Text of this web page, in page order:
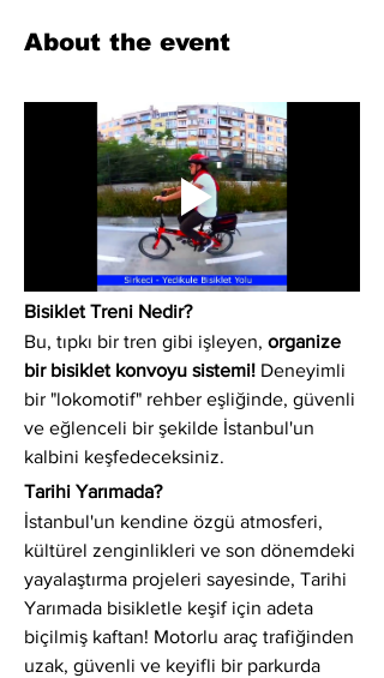
About the event
Bisiklet Treni Nedir?
Bu, tıpkı bir tren gibi işleyen, organize
bir bisiklet konvoyu sistemi! Deneyimli
bir "lokomotif" rehber eşliğinde, güvenli
ve eğlenceli bir şekilde İstanbul'un
kalbini keşfedeceksiniz.
Tarihi Yarımada?
İstanbul'un kendine özgü atmosferi,
kültürel zenginlikleri ve son dönemdeki
yayalaştırma projeleri sayesinde, Tarihi
Yarımada bisikletle keşif için adeta
biçilmiş kaftan! Motorlu araç trafiğinden
uzak, güvenli ve keyifli bir parkurda